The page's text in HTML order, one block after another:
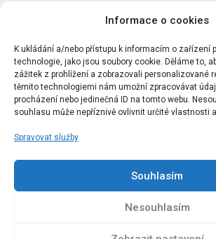
Informace o cookies
K ukládání a/nebo přístupu k informacím o zařízení
technologie, jako jsou soubory cookie. Děláme to,
zážitek z prohlížení a zobrazovali personalizované
těmito technologiemi nám umožní zpracovávat
procházení nebo jedinečná ID na tomto webu.
souhlasu může nepříznivě ovlivnit určité vlastnosti
Spravovat služby
Souhlasím
Nesouhlasím